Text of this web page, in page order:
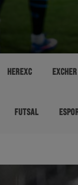
HEREXC EXCHER
FUTSAL